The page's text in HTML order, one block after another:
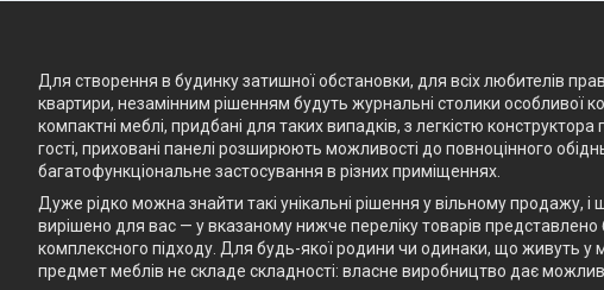
Для створення в будинку затишної обстановки, для всіх любителів
квартири, незамінним рішенням будуть журнальні столики особливої
компактні меблі, придбані для таких випадків, з легкістю
гості, приховані панелі розширюють можливості до повноцінного
багатофункціональне застосування в різних приміщеннях.
Дуже рідко можна знайти такі унікальні рішення у вільному продажу,
вирішено для вас — у вказаному нижче переліку товарів представлено
комплексного підходу. Для будь-якої родини чи одинаки, що живуть у
предмет меблів не складе складності: власне виробництво дає